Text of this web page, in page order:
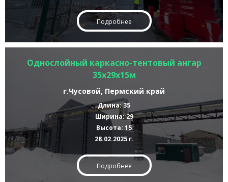
Подробнее
Однослойный каркасно-тентовый ангар
35х29х15м
г.Чусовой, Пермский край
Длина: 35
Ширина: 29
Высота: 15
28.02.2025 г.
Подробнее